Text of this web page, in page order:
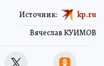
Вячеслав КУИМОВ
Источник: kp.ru